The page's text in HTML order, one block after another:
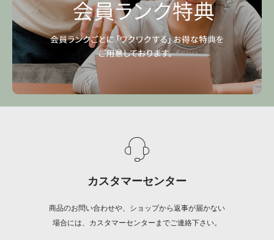
カスタマーセンター
商品のお問い合わせや、ショップから返事が届かない
場合には、カスタマーセンターまでご連絡下さい。